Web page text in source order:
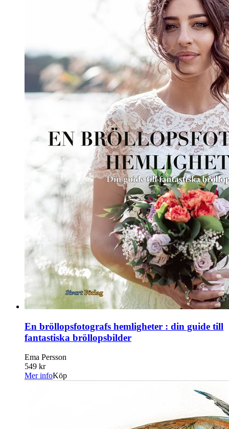
En bröllopsfotografs hemligheter : din guide till
fantastiska bröllopsbilder
Ema Persson
549 kr
Mer infoKöp